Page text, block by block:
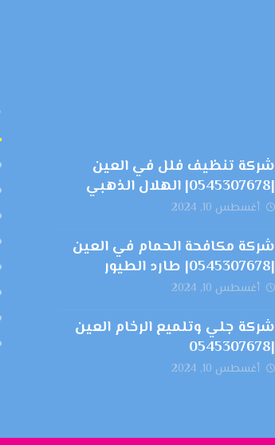
شركة تنظيف فلل في العين
|0545307678| الهلال الذهبي
أغسطس 10, 2024
شركة مكافحة الحمام في العين
|0545307678| طارد الطيور
أغسطس 10, 2024
شركة جلي وتلميع الرخام العين
|0545307678
أغسطس 10, 2024